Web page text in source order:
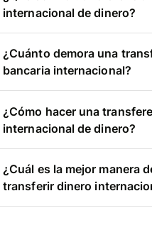
internacional de dinero?
¿Cuánto demora una
bancaria internacional?
¿Cómo hacer una
internacional de dinero?
¿Cuál es la mejor manera de
transferir dinero